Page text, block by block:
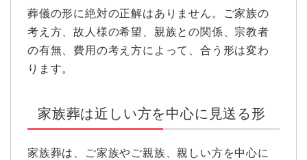
葬儀の形に絶対の正解はありません。ご家族の
考え方、故人様の希望、親族との関係、宗教者
の有無、費用の考え方によって、合う形は変わ
ります。
家族葬は近しい方を中心に見送る形
家族葬は、ご家族やご親族、親しい方を中心に